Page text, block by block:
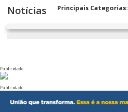
Notícias Principais Categorias:
Publicidade
Publicidade